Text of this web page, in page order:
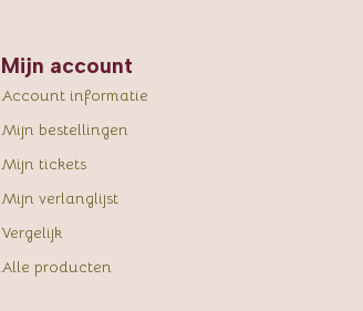
Mijn account
Account informatie
Mijn bestellingen
Mijn tickets
Mijn verlanglijst
Vergelijk
Alle producten